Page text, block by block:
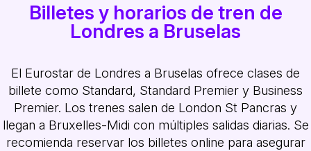
Billetes y horarios de tren de
Londres a Bruselas
El Eurostar de Londres a Bruselas ofrece clases de
billete como Standard, Standard Premier y Business
Premier. Los trenes salen de London St Pancras y
llegan a Bruxelles-Midi con múltiples salidas diarias. Se
recomienda reservar los billetes online para asegurar